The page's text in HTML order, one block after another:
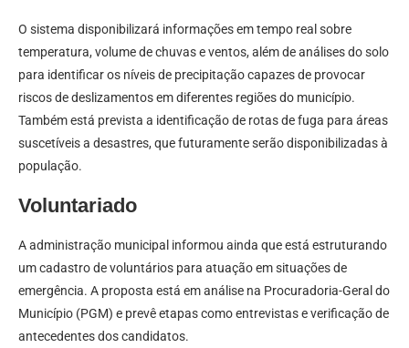
O sistema disponibilizará informações em tempo real sobre
temperatura, volume de chuvas e ventos, além de análises do solo
para identificar os níveis de precipitação capazes de provocar
riscos de deslizamentos em diferentes regiões do município.
Também está prevista a identificação de rotas de fuga para áreas
suscetíveis a desastres, que futuramente serão disponibilizadas à
população.
Voluntariado
A administração municipal informou ainda que está estruturando
um cadastro de voluntários para atuação em situações de
emergência. A proposta está em análise na Procuradoria-Geral do
Município (PGM) e prevê etapas como entrevistas e verificação de
antecedentes dos candidatos.